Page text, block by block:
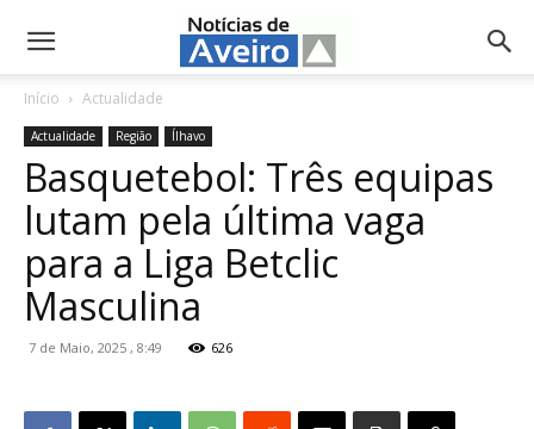
NotíciasdeAveiro.pt
Início Actualidade
Actualidade Região Ílhavo
Basquetebol: Três equipas
lutam pela última vaga
para a Liga Betclic
Masculina
7 de Maio, 2025 , 8:49 626